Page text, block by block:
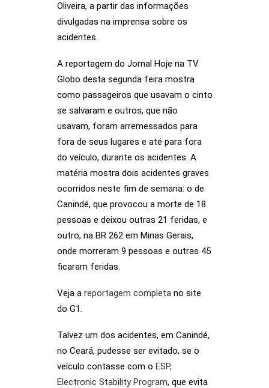
Oliveira, a partir das informações
divulgadas na imprensa sobre os
acidentes.
A reportagem do Jornal Hoje na TV
Globo desta segunda feira mostra
como passageiros que usavam o cinto
se salvaram e outros, que não
usavam, foram arremessados para
fora de seus lugares e até para fora
do veículo, durante os acidentes. A
matéria mostra dois acidentes graves
ocorridos neste fim de semana: o de
Canindé, que provocou a morte de 18
pessoas e deixou outras 21 feridas, e
outro, na BR 262 em Minas Gerais,
onde morreram 9 pessoas e outras 45
ficaram feridas.
Veja a reportagem completano site
do G1.
Talvez um dos acidentes, em Canindé,
no Ceará, pudesse ser evitado, se o
veículo contasse com o ESP,
Electronic Stability Program, que evita